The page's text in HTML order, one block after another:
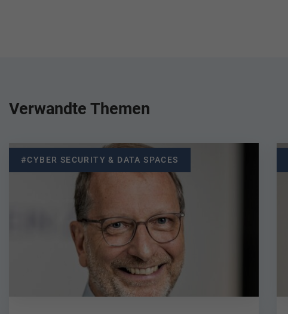
Verwandte Themen
#CYBER SECURITY & DATA SPACES